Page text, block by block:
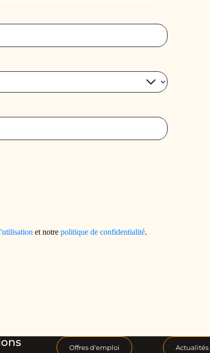
Offres d'emploi Actualités